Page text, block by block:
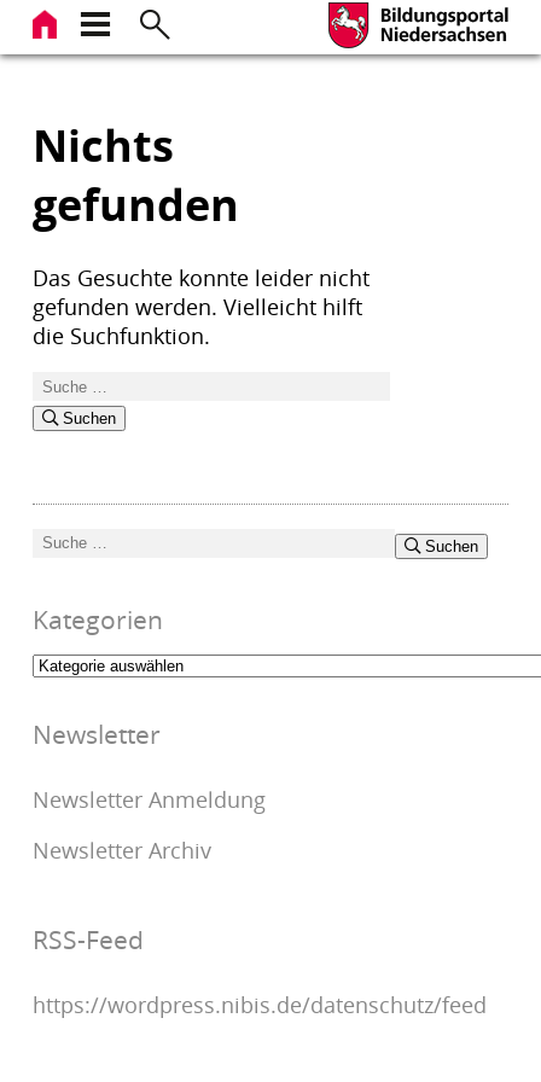
Zum
Inhalt
Nichts
gefunden
Das Gesuchte konnte leider nicht
gefunden werden. Vielleicht hilft
die Suchfunktion.
Suchen
Suchen
Suchen
Kategorien
Kategorien
Newsletter
Newsletter Anmeldung
Newsletter Archiv
RSS-Feed
https://wordpress.nibis.de/datenschutz/feed